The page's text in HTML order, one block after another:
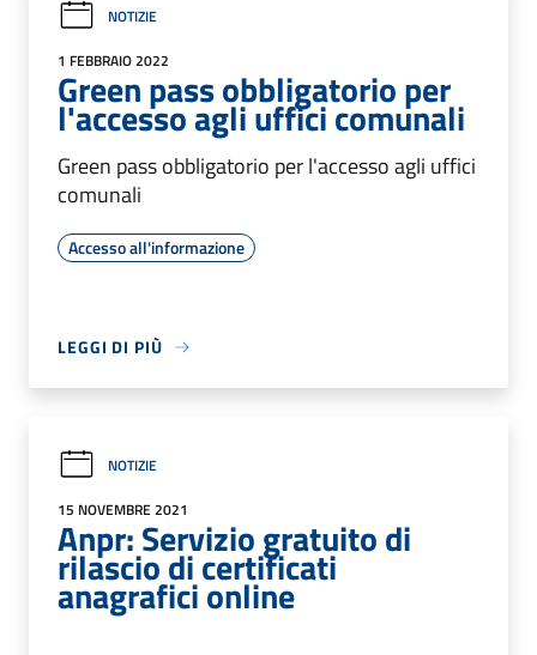
NOTIZIE
1 FEBBRAIO 2022
Green pass obbligatorio per
l'accesso agli uffici comunali
Green pass obbligatorio per l'accesso agli uffici
comunali
Accesso all'informazione
LEGGI DI PIÙ
NOTIZIE
15 NOVEMBRE 2021
Anpr: Servizio gratuito di
rilascio di certificati
anagrafici online